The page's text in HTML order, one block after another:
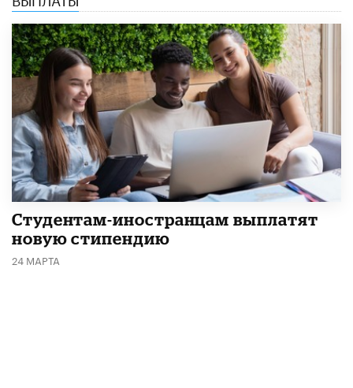
Студентам-иностранцам выплатят
новую стипендию
24 МАРТА